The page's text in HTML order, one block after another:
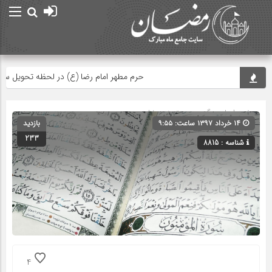
حرم مطهر امام رضا (ع) در لحظه تحویل سال
صفحه اصلی» گروه » دسته‌بندی نشده
شناسه : 8815
بازدید
233
4